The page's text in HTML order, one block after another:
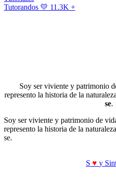
Tutorandos 💛 11.3K +
Soy ser viviente y patrimonio
represento la historia de la
se.
Soy ser viviente y patrimonio de
represento la historia de la
se.
S ♥ y